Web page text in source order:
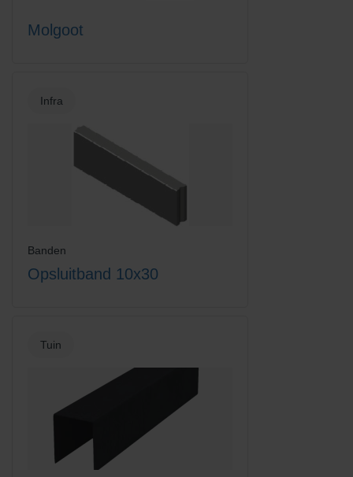
Molgoot
Infra
Banden
Opsluitband 10x30
Tuin